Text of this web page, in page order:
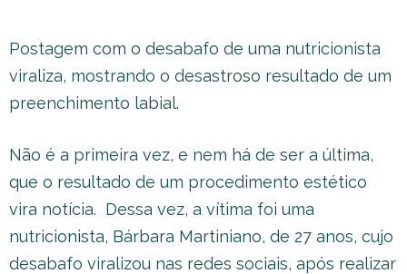
Postagem com o desabafo de uma nutricionista
viraliza, mostrando o desastroso resultado de um
preenchimento labial.
Não é a primeira vez, e nem há de ser a última,
que o resultado de um procedimento estético
vira notícia. Dessa vez, a vítima foi uma
nutricionista, Bárbara Martiniano, de 27 anos, cujo
desabafo viralizou nas redes sociais, após realizar